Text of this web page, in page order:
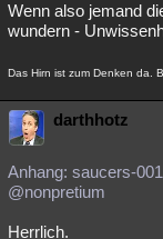
Wenn also jemand
wundern -
Das Hirn ist zum Denken da.
darthhotz
Anhang: saucers-
@nonpretium
Herrlich.